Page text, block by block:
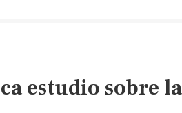
estudio sobre